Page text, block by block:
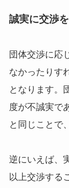
誠実に交渉
団体交渉に応
なかったりす
となります。
度が不誠実で
と同じことで
逆にいえば、
以上交渉する